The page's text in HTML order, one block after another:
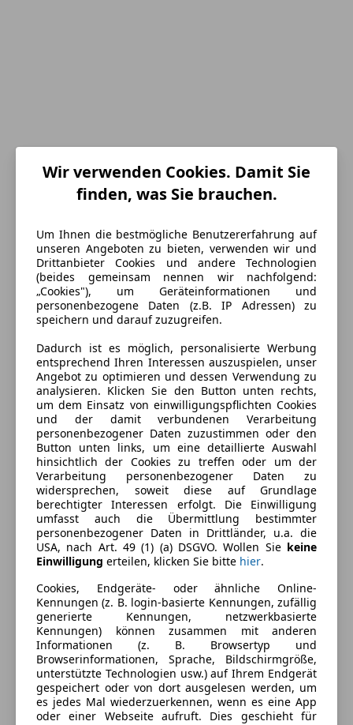
Energieverbrauch
Kraftstoff
Diesel
CO₂-Emissionen
167 g/km (komb.)
Ausstattung
Komfort
2-Zonen-Klimaautomatik
Berganfahrassistent
Elektrische Fensterheber
Elektrische Seitenspiegel
Klimaanlage
Lichtsensor
Unterhaltung/Media
Bordcomputer
CD
Radio
Sicherheit
ABS
Beifahrerairbag
Mehr anzeigen
Farbe und Innenausstattung
Außenfarbe
Grau
Farbe laut Hersteller
Grau
Lackierung
Metallic
Fahrzeugbeschreibung
Servicegepflegt, gepflegter Zustand
Zahnriemen mit WAPU und Turbolader erneuert
Zweimassenschwung und Kupplung neu
Service neu
Wir verwenden Cookies. Damit Sie
finden, was Sie brauchen.
Um Ihnen die bestmögliche Benutzererfahrung auf
unseren Angeboten zu bieten, verwenden wir und
Drittanbieter Cookies und andere Technologien
(beides gemeinsam nennen wir nachfolgend:
„Cookies"), um Geräteinformationen und
personenbezogene Daten (z.B. IP Adressen) zu
speichern und darauf zuzugreifen.
Dadurch ist es möglich, personalisierte Werbung
entsprechend Ihren Interessen auszuspielen, unser
Angebot zu optimieren und dessen Verwendung zu
analysieren. Klicken Sie den Button unten rechts,
um dem Einsatz von einwilligungspflichten Cookies
und der damit verbundenen Verarbeitung
personenbezogener Daten zuzustimmen oder den
Button unten links, um eine detaillierte Auswahl
hinsichtlich der Cookies zu treffen oder um der
Verarbeitung personenbezogener Daten zu
widersprechen, soweit diese auf Grundlage
berechtigter Interessen erfolgt. Die Einwilligung
umfasst auch die Übermittlung bestimmter
personenbezogener Daten in Drittländer, u.a. die
USA, nach Art. 49 (1) (a) DSGVO. Wollen Sie keine
Einwilligung erteilen, klicken Sie bitte hier.
Cookies, Endgeräte- oder ähnliche Online-
Kennungen (z. B. login-basierte Kennungen, zufällig
generierte Kennungen, netzwerkbasierte
Kennungen) können zusammen mit anderen
Informationen (z. B. Browsertyp und
Browserinformationen, Sprache, Bildschirmgröße,
unterstützte Technologien usw.) auf Ihrem Endgerät
gespeichert oder von dort ausgelesen werden, um
es jedes Mal wiederzuerkennen, wenn es eine App
oder einer Webseite aufruft. Dies geschieht für